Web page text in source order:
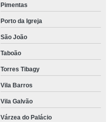
Pimentas
Porto da Igreja
São João
Taboão
Torres Tibagy
Vila Barros
Vila Galvão
Várzea do Palácio